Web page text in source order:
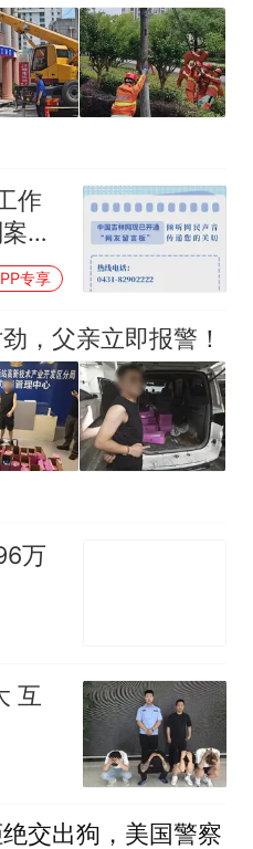
作
嫌
逃
多名
专享
，父亲立即报警！
万
互
交出狗，美国警察